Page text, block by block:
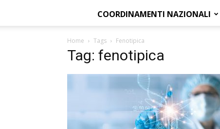
COORDINAMENTI NAZIONALI
Home Tags Fenotipica
Tag: fenotipica